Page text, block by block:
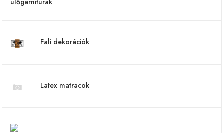
Fali dekorációk
Latex matracok